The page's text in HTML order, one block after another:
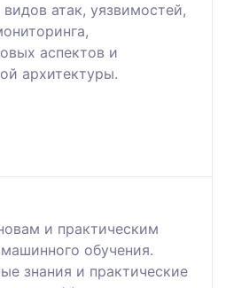
атак, уязвимостей,
аспектов и
архитектуры.
и практическим
обучения.
знания и практические